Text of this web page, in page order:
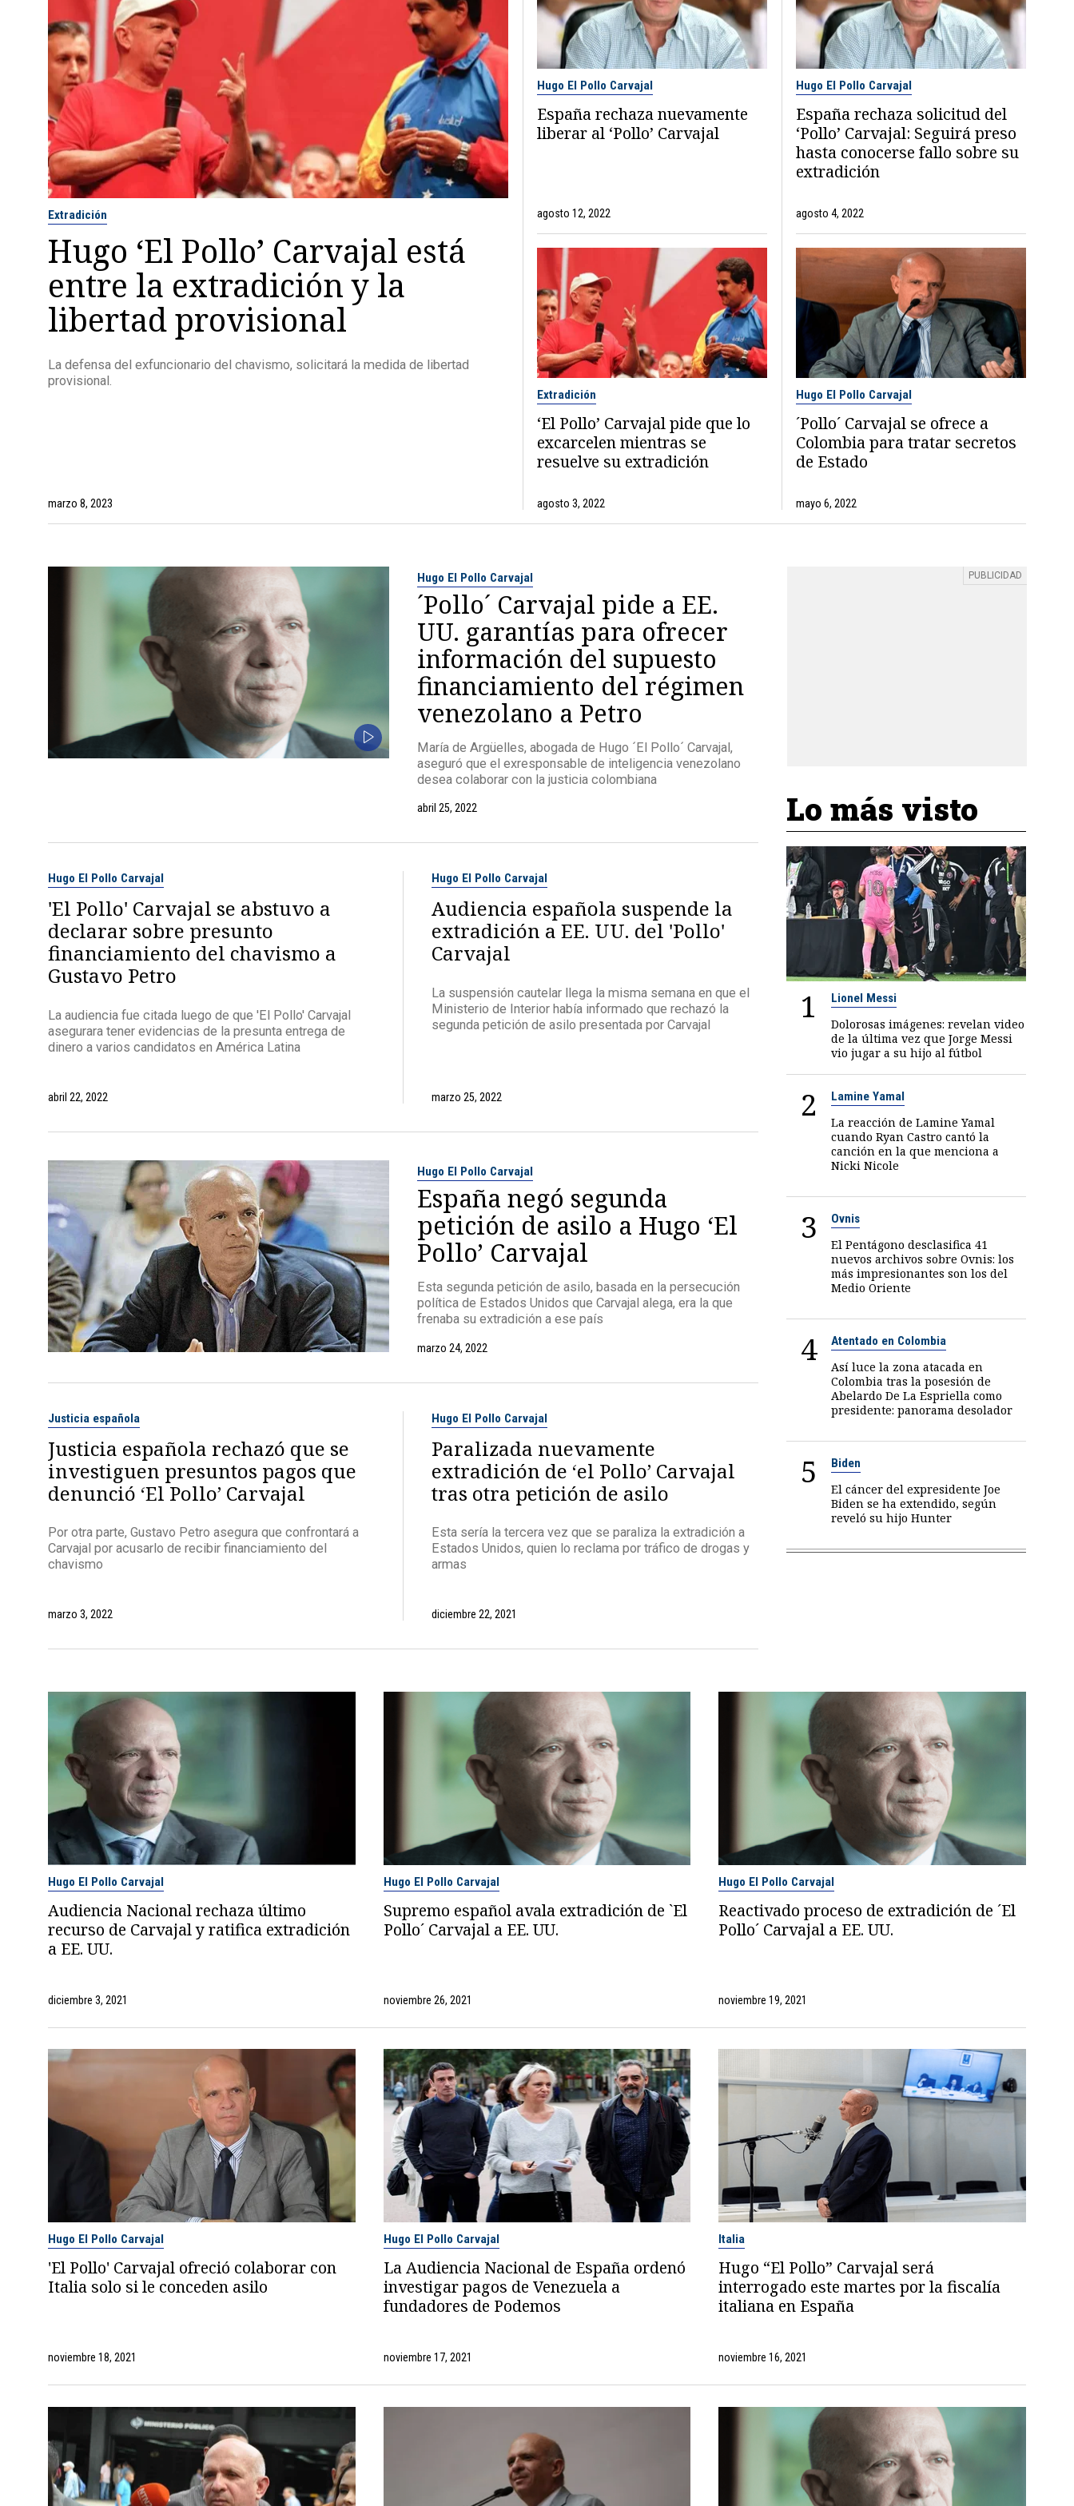
Extradición
Hugo ‘El Pollo’ Carvajal está
entre la extradición y la
libertad provisional
La defensa del exfuncionario del chavismo, solicitará la medida de libertad
provisional.
marzo 8, 2023
Hugo El Pollo Carvajal
España rechaza nuevamente
liberar al ‘Pollo’ Carvajal
agosto 12, 2022
Hugo El Pollo Carvajal
España rechaza solicitud del
‘Pollo’ Carvajal: Seguirá preso
hasta conocerse fallo sobre su
extradición
agosto 4, 2022
Extradición
‘El Pollo’ Carvajal pide que lo
excarcelen mientras se
resuelve su extradición
agosto 3, 2022
Hugo El Pollo Carvajal
´Pollo´ Carvajal se ofrece a
Colombia para tratar secretos
de Estado
mayo 6, 2022
Hugo El Pollo Carvajal
´Pollo´ Carvajal pide a EE.
UU. garantías para ofrecer
información del supuesto
financiamiento del régimen
venezolano a Petro
María de Argüelles, abogada de Hugo ´El Pollo´ Carvajal,
aseguró que el exresponsable de inteligencia venezolano
desea colaborar con la justicia colombiana
abril 25, 2022
Hugo El Pollo Carvajal
'El Pollo' Carvajal se abstuvo a
declarar sobre presunto
financiamiento del chavismo a
Gustavo Petro
La audiencia fue citada luego de que 'El Pollo' Carvajal
asegurara tener evidencias de la presunta entrega de
dinero a varios candidatos en América Latina
abril 22, 2022
Hugo El Pollo Carvajal
Audiencia española suspende la
extradición a EE. UU. del 'Pollo'
Carvajal
La suspensión cautelar llega la misma semana en que el
Ministerio de Interior había informado que rechazó la
segunda petición de asilo presentada por Carvajal
marzo 25, 2022
Hugo El Pollo Carvajal
España negó segunda
petición de asilo a Hugo ‘El
Pollo’ Carvajal
Esta segunda petición de asilo, basada en la persecución
política de Estados Unidos que Carvajal alega, era la que
frenaba su extradición a ese país
marzo 24, 2022
Justicia española
Justicia española rechazó que se
investiguen presuntos pagos que
denunció ‘El Pollo’ Carvajal
Por otra parte, Gustavo Petro asegura que confrontará a
Carvajal por acusarlo de recibir financiamiento del
chavismo
marzo 3, 2022
Hugo El Pollo Carvajal
Paralizada nuevamente
extradición de ‘el Pollo’ Carvajal
tras otra petición de asilo
Esta sería la tercera vez que se paraliza la extradición a
Estados Unidos, quien lo reclama por tráfico de drogas y
armas
diciembre 22, 2021
Lo más visto
1 Lionel Messi
Dolorosas imágenes: revelan video
de la última vez que Jorge Messi
vio jugar a su hijo al fútbol
2 Lamine Yamal
La reacción de Lamine Yamal
cuando Ryan Castro cantó la
canción en la que menciona a
Nicki Nicole
3 Ovnis
El Pentágono desclasifica 41
nuevos archivos sobre Ovnis: los
más impresionantes son los del
Medio Oriente
4 Atentado en Colombia
Así luce la zona atacada en
Colombia tras la posesión de
Abelardo De La Espriella como
presidente: panorama desolador
5 Biden
El cáncer del expresidente Joe
Biden se ha extendido, según
reveló su hijo Hunter
Hugo El Pollo Carvajal
Audiencia Nacional rechaza último
recurso de Carvajal y ratifica extradición
a EE. UU.
diciembre 3, 2021
Hugo El Pollo Carvajal
Supremo español avala extradición de `El
Pollo´ Carvajal a EE. UU.
noviembre 26, 2021
Hugo El Pollo Carvajal
Reactivado proceso de extradición de ´El
Pollo´ Carvajal a EE. UU.
noviembre 19, 2021
Hugo El Pollo Carvajal
'El Pollo' Carvajal ofreció colaborar con
Italia solo si le conceden asilo
noviembre 18, 2021
Hugo El Pollo Carvajal
La Audiencia Nacional de España ordenó
investigar pagos de Venezuela a
fundadores de Podemos
noviembre 17, 2021
Italia
Hugo “El Pollo” Carvajal será
interrogado este martes por la fiscalía
italiana en España
noviembre 16, 2021